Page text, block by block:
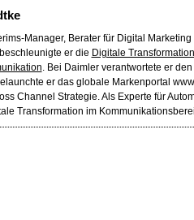
Manager, Berater für Digital
er die Digitale
. Bei Daimler verantwortete er
er das globale Markenportal
Channel Strategie. Als Experte für
Transformation im